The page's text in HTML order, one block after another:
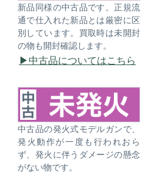
新品同様の中古品です。正規流
通で仕入れた新品とは厳密に区
別しています。買取時は未開封
の物も開封確認します。
中古品についてはこちら
中古品の発火式モデルガンで、
発火動作が一度も行われおら
ず、発火に伴うダメージの懸念
がない物です。